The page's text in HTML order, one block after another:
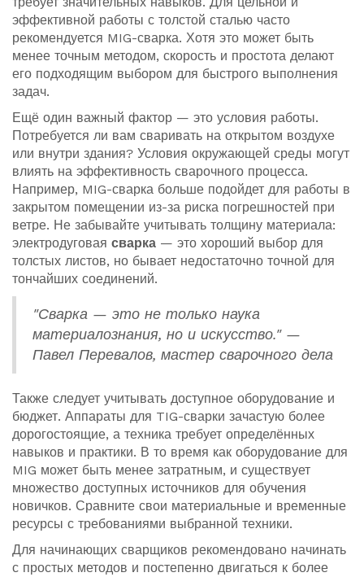
эффективной работы с толстой сталью часто
рекомендуется MIG-сварка. Хотя это может быть
менее точным методом, скорость и простота делают
его подходящим выбором для быстрого выполнения
задач.
Ещё один важный фактор — это условия работы.
Потребуется ли вам сваривать на открытом воздухе
или внутри здания? Условия окружающей среды могут
влиять на эффективность сварочного процесса.
Например, MIG-сварка больше подойдет для работы в
закрытом помещении из-за риска погрешностей при
ветре. Не забывайте учитывать толщину материала:
электродуговая сварка — это хороший выбор для
толстых листов, но бывает недостаточно точной для
тончайших соединений.
"Сварка — это не только наука
материалознания, но и искусство." —
Павел Перевалов, мастер сварочного дела
Также следует учитывать доступное оборудование и
бюджет. Аппараты для TIG-сварки зачастую более
дорогостоящие, а техника требует определённых
навыков и практики. В то время как оборудование для
MIG может быть менее затратным, и существует
множество доступных источников для обучения
новичков. Сравните свои материальные и временные
ресурсы с требованиями выбранной техники.
Для начинающих сварщиков рекомендовано начинать
с простых методов и постепенно двигаться к более